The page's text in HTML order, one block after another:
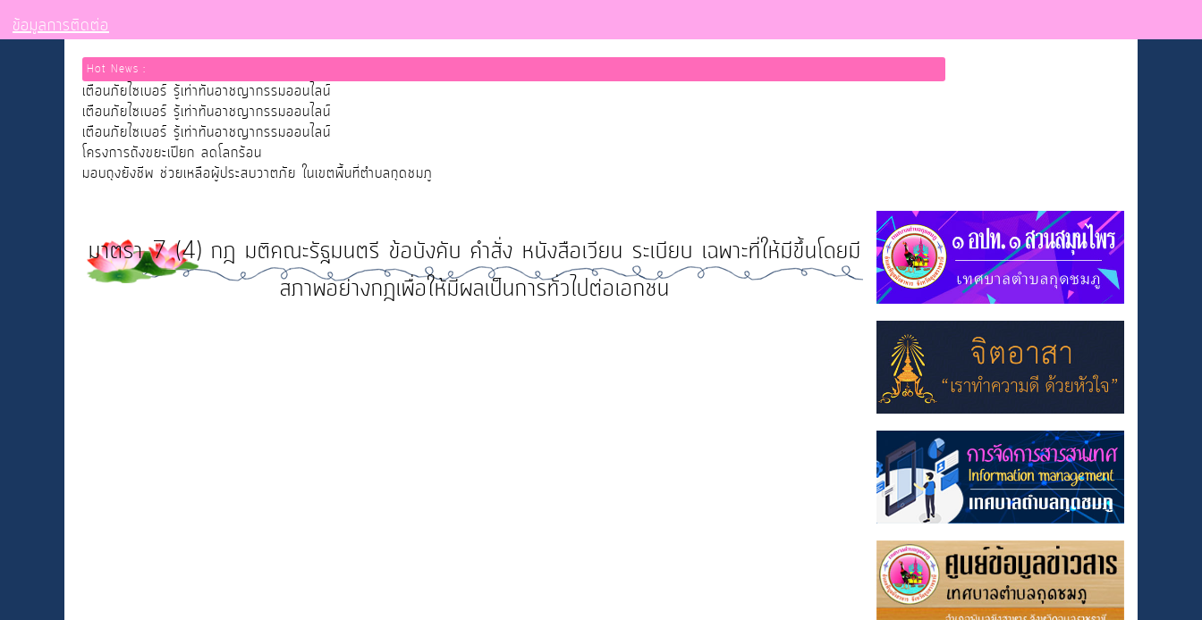
ข้อมูลการติดต่อ
Hot News :
เตือนภัยไซเบอร์ รู้เท่าทันอาชญากรรมออนไลน์
เตือนภัยไซเบอร์ รู้เท่าทันอาชญากรรมออนไลน์
เตือนภัยไซเบอร์ รู้เท่าทันอาชญากรรมออนไลน์
โครงการถังขยะเปียก ลดโลกร้อน
มอบถุงยังชีพ ช่วยเหลือผู้ประสบวาตภัย ในเขตพื้นที่ตำบลกุดชมภู
มาตรา 7 (4) กฎ มติคณะรัฐมนตรี ข้อบังคับ คำสั่ง หนังสือเวียน ระเบียบ เฉพาะที่ให้มีขึ้นโดยมี
สภาพอย่างกฎเพื่อให้มีผลเป็นการทั่วไปต่อเอกชน